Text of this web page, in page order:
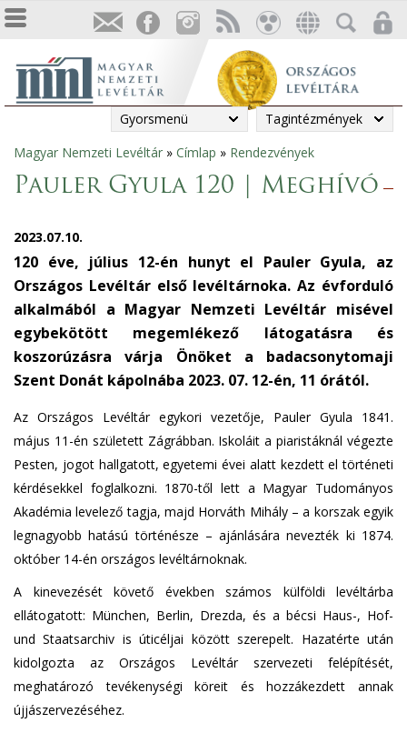
Gyorsmenü Tagintézmények
Jelenlegi
hely
Magyar Nemzeti Levéltár » Címlap » Rendezvények
Pauler Gyula 120 | Meghívó
2023.07.10.
120 éve, július 12-én hunyt el Pauler Gyula, az
Országos Levéltár első levéltárnoka. Az évforduló
alkalmából a Magyar Nemzeti Levéltár misével
egybekötött megemlékező látogatásra és
koszorúzásra várja Önöket a badacsonytomaji
Szent Donát kápolnába 2023. 07. 12-én, 11 órától.
Az Országos Levéltár egykori vezetője, Pauler Gyula 1841.
május 11-én született Zágrábban. Iskoláit a piaristáknál végezte
Pesten, jogot hallgatott, egyetemi évei alatt kezdett el történeti
kérdésekkel foglalkozni. 1870-től lett a Magyar Tudományos
Akadémia levelező tagja, majd Horváth Mihály – a korszak egyik
legnagyobb hatású történésze – ajánlására nevezték ki 1874.
október 14-én országos levéltárnoknak.
A kinevezését követő években számos külföldi levéltárba
ellátogatott: München, Berlin, Drezda, és a bécsi Haus-, Hof-
und Staatsarchiv is úticéljai között szerepelt. Hazatérte után
kidolgozta az Országos Levéltár szervezeti felépítését,
meghatározó tevékenységi köreit és hozzákezdett annak
újjászervezéséhez.